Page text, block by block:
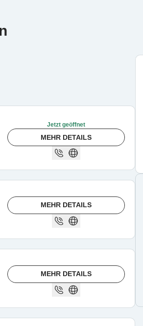
Jetzt geöffnet
MEHR DETAILS
MEHR DETAILS
MEHR DETAILS